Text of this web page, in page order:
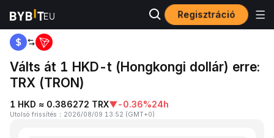
Regisztráció
Kezdőlap HKD to TRX
Válts át 1 HKD-t (Hongkongi dollár) erre:
TRX (TRON)
1 HKD ≈ 0.386272 TRX▼-0.36%24h
Utolsó frissítés ： 2026/08/09 13:52 (GMT+0)